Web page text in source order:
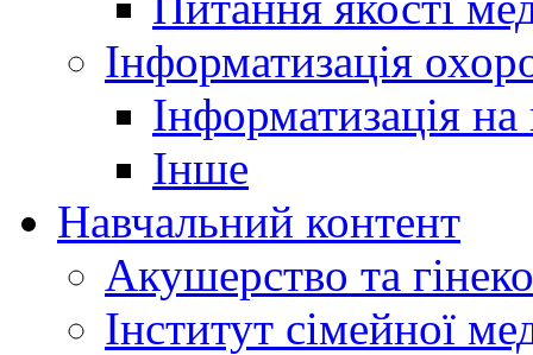
Інформатизація
Інформатизація
Інше
Навчальний контент
Акушерство та
Інститут сімейної